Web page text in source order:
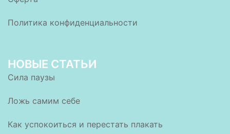
Политика конфиденциальности
НОВЫЕ СТАТЬИ
Сила паузы
Ложь самим себе
Как успокоиться и перестать плакать